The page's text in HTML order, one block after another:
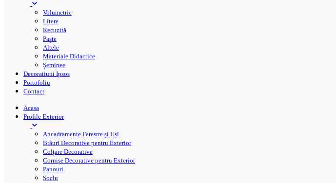
Volumetrie
Litere
Recuzită
Paște
Altele
Materiale Didactice
Șeminee
Decoratiuni Ipsos
Portofoliu
Contact
Acasa
Profile Exterior
Ancadramente Ferestre și Uși
Brâuri Decorative pentru Exterior
Colțare Decorative
Cornișe Decorative pentru Exterior
Panouri
Soclu